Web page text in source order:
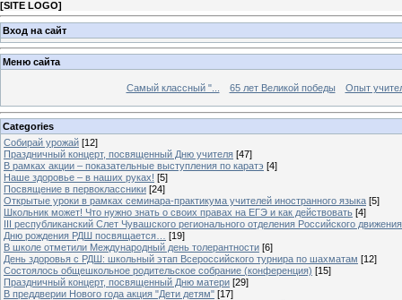
[SITE LOGO]
Вход на сайт
Меню сайта
Самый классный "... 65 лет Великой победы Опыт
Categories
Собирай урожай [12]
Праздничный концерт, посвященный Дню учителя [47]
В рамках акции – показательные выступления по каратэ [4]
Наше здоровье – в наших руках! [5]
Посвящение в первоклассники [24]
Открытые уроки в рамках семинара-практикума учителей иностранного языка [5]
Школьник может! Что нужно знать о своих правах на ЕГЭ и как действовать [4]
III республиканский Слет Чувашского регионального отделения Российского
Дню рождения РДШ посвящается…
[19]
В школе отметили Международный день толерантности [6]
День здоровья с РДШ: школьный этап Всероссийского турнира по шахматам [12]
Состоялось общешкольное родительское собрание (конференция) [15]
Праздничный концерт, посвященный Дню матери [29]
В преддверии Нового года акция "Дети детям" [17]